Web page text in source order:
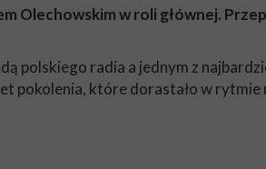
Olechowskim w roli głównej.
polskiego radia a jednym z
pokolenia, które dorastało w rytmie